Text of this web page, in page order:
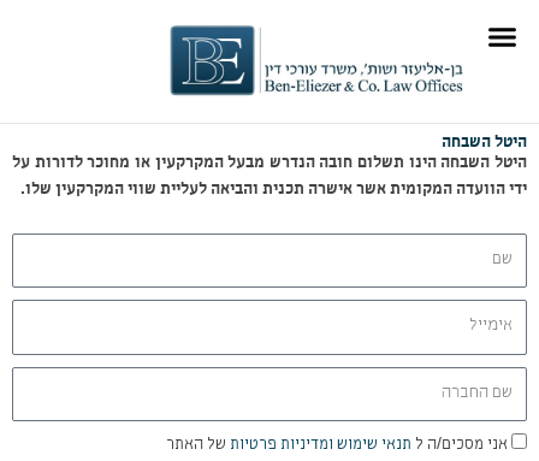
לתוכן
היטל השבחה
היטל השבחה הינו תשלום חובה הנדרש מבעל המקרקעין או מחוכר לדורות על
ידי הוועדה המקומית אשר אישרה תכנית והביאה לעליית שווי המקרקעין שלו.
אני אני מסכים/ה ל תנאי שימוש ומדיניות פרטיות של האתר